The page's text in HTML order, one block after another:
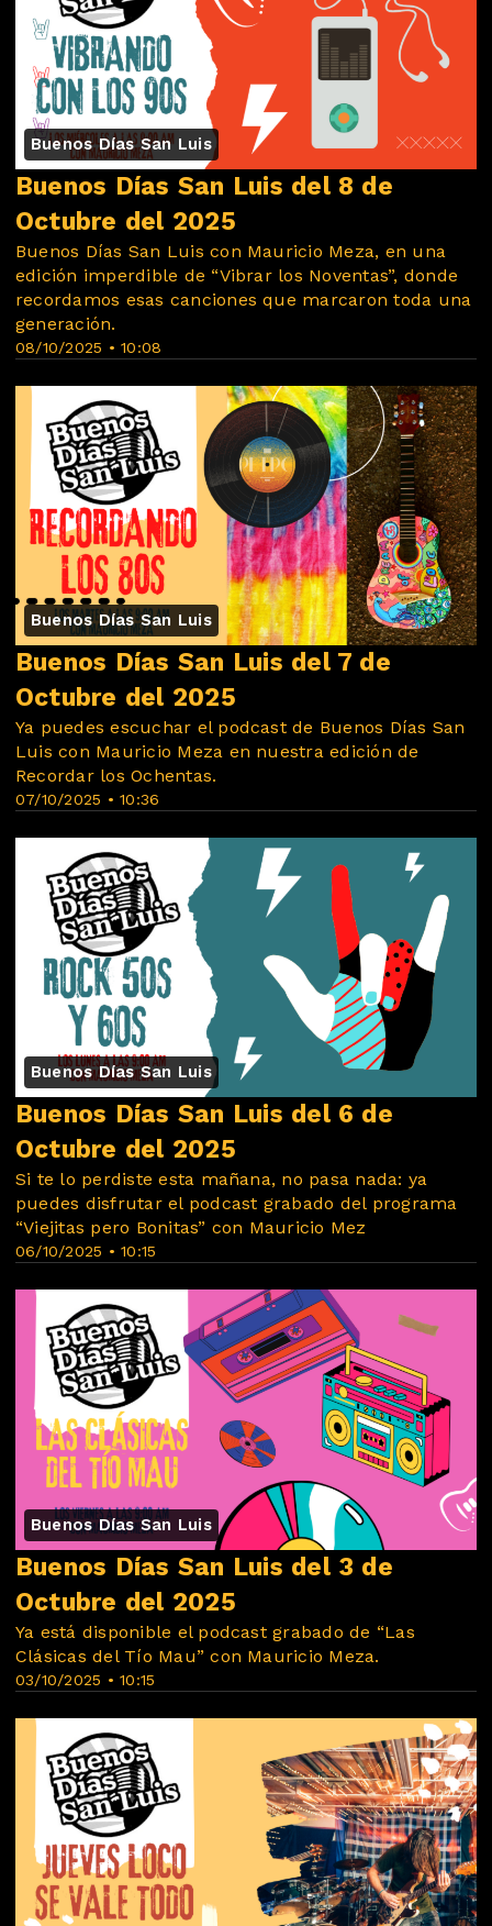
Buenos Días San Luis
08/10/2025 • 10:08
Buenos Días San Luis del 8 de
Octubre del 2025
Buenos Días San Luis con Mauricio Meza, en una
edición imperdible de “Vibrar los Noventas”, donde
recordamos esas canciones que marcaron toda una
generación.
Buenos Días San Luis
07/10/2025 • 10:36
Buenos Días San Luis del 7 de
Octubre del 2025
Ya puedes escuchar el podcast de Buenos Días San
Luis con Mauricio Meza en nuestra edición de
Recordar los Ochentas.
Buenos Días San Luis
06/10/2025 • 10:15
Buenos Días San Luis del 6 de
Octubre del 2025
Si te lo perdiste esta mañana, no pasa nada: ya
puedes disfrutar el podcast grabado del programa
“Viejitas pero Bonitas” con Mauricio Mez
Buenos Días San Luis
03/10/2025 • 10:15
Buenos Días San Luis del 3 de
Octubre del 2025
Ya está disponible el podcast grabado de “Las
Clásicas del Tío Mau” con Mauricio Meza.